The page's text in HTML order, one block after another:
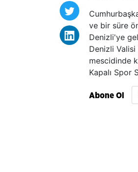
ve bir süre
Denizli'ye
Denizli Valisi
mescidinde
Kapalı Spor
Abone Ol